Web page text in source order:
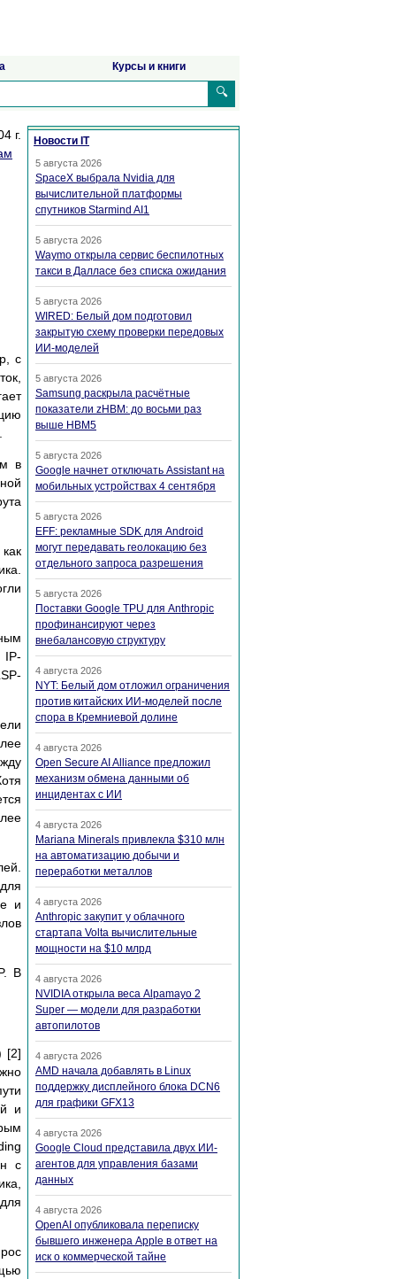
Курсы и книги
🔍
г.
с
в
IP-
и
В
[2]
и
с
Новости IT
5 августа 2026
SpaceX выбрала Nvidia для
вычислительной платформы
спутников Starmind AI1
5 августа 2026
Waymo открыла сервис беспилотных
такси в Далласе без списка ожидания
5 августа 2026
WIRED: Белый дом подготовил
закрытую схему проверки передовых
ИИ-моделей
5 августа 2026
Samsung раскрыла расчётные
показатели zHBM: до восьми раз
выше HBM5
5 августа 2026
Google начнет отключать Assistant на
мобильных устройствах 4 сентября
5 августа 2026
EFF: рекламные SDK для Android
могут передавать геолокацию без
отдельного запроса разрешения
5 августа 2026
Поставки Google TPU для Anthropic
профинансируют через
внебалансовую структуру
4 августа 2026
NYT: Белый дом отложил ограничения
против китайских ИИ-моделей после
спора в Кремниевой долине
4 августа 2026
Open Secure AI Alliance предложил
механизм обмена данными об
инцидентах с ИИ
4 августа 2026
Mariana Minerals привлекла $310 млн
на автоматизацию добычи и
переработки металлов
4 августа 2026
Anthropic закупит у облачного
стартапа Volta вычислительные
мощности на $10 млрд
4 августа 2026
NVIDIA открыла веса Alpamayo 2
Super — модели для разработки
автопилотов
4 августа 2026
AMD начала добавлять в Linux
поддержку дисплейного блока DCN6
для графики GFX13
4 августа 2026
Google Cloud представила двух ИИ-
агентов для управления базами
данных
4 августа 2026
OpenAI опубликовала переписку
бывшего инженера Apple в ответ на
иск о коммерческой тайне